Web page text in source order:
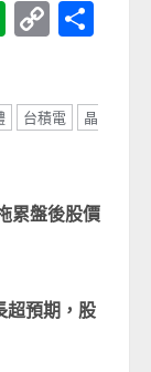
Evernote
Copy
台積電
晶
累盤後股價
超預期，股